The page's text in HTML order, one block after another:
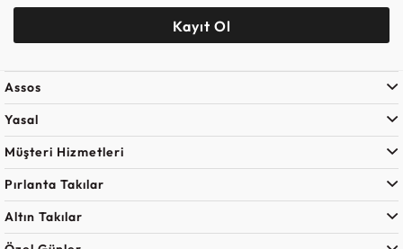
Kayıt Ol
Assos
Yasal
Müşteri Hizmetleri
Pırlanta Takılar
Altın Takılar